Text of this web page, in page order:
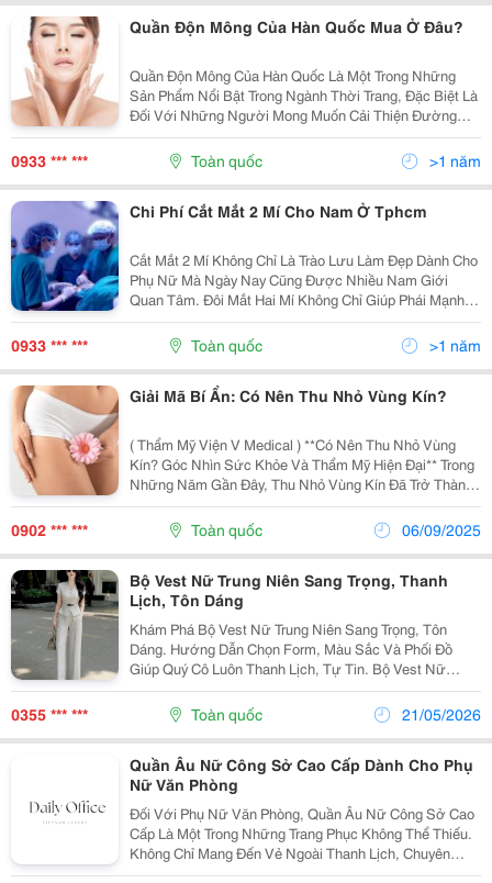
Quần Độn Mông Của Hàn Quốc Mua Ở Đâu?
Quần Độn Mông Của Hàn Quốc Là Một Trong Những
Sản Phẩm Nổi Bật Trong Ngành Thời Trang, Đặc Biệt Là
Đối Với Những Người Mong Muốn Cải Thiện Đường
Cong Cơ Thể, Tạo Sự Tự Tin Và Quyến Rũ. Đây Là Lựa
Chọn Phổ Biến, Không Chỉ Dành Cho Phụ Nữ Mà Còn
0933 *** *** Toàn quốc >1 năm
Chi Phí Cắt Mắt 2 Mí Cho Nam Ở Tphcm
Cắt Mắt 2 Mí Không Chỉ Là Trào Lưu Làm Đẹp Dành Cho
Phụ Nữ Mà Ngày Nay Cũng Được Nhiều Nam Giới
Quan Tâm. Đôi Mắt Hai Mí Không Chỉ Giúp Phái Mạnh
Có Gương Mặt Sắc Nét, Cuốn Hút Mà Còn Tạo Nên
Phong Thái Tự Tin Và Nam Tính. Tại Bệnh Viện Thẩm
Mỹ Ngô...
0933 *** *** Toàn quốc >1 năm
Giải Mã Bí Ẩn: Có Nên Thu Nhỏ Vùng Kín?
( Thẩm Mỹ Viện V Medical ) **Có Nên Thu Nhỏ Vùng
Kín? Góc Nhìn Sức Khỏe Và Thẩm Mỹ Hiện Đại** Trong
Những Năm Gần Đây, Thu Nhỏ Vùng Kín Đã Trở Thành
Một Chủ Đề Được Nhắc Đến Nhiều Hơn Trong Các Diễn
Đàn Sức Khỏe Và Sắc Đẹp Dành Cho Phụ Nữ. Trước
0902 *** *** Toàn quốc 06/09/2025
Bộ Vest Nữ Trung Niên Sang Trọng, Thanh
Lịch, Tôn Dáng
Khám Phá Bộ Vest Nữ Trung Niên Sang Trọng, Tôn
Dáng. Hướng Dẫn Chọn Form, Màu Sắc Và Phối Đồ
Giúp Quý Cô Luôn Thanh Lịch, Tự Tin. Bộ Vest Nữ
Trung Niên Là Lựa Chọn Hoàn Hảo Dành Cho Phụ Nữ
Muốn Giữ Vẻ Ngoài Thanh Lịch, Sang Trọng Nhưng Vẫn
Thoải...
0355 *** *** Toàn quốc 21/05/2026
Quần Âu Nữ Công Sở Cao Cấp Dành Cho Phụ
Nữ Văn Phòng
Đối Với Phụ Nữ Văn Phòng, Quần Âu Nữ Công Sở Cao
Cấp Là Một Trong Những Trang Phục Không Thể Thiếu.
Không Chỉ Mang Đến Vẻ Ngoài Thanh Lịch, Chuyên
Nghiệp, Quần Âu Còn Giúp Người Mặc Cảm Thấy Thoải